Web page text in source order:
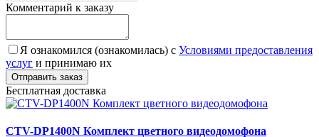
Комментарий к заказу
Я ознакомился (ознакомилась) с Условиями предоставления
услуг и принимаю их
Бесплатная доставка
CTV-DP1400N Комплект цветного видеодомофона